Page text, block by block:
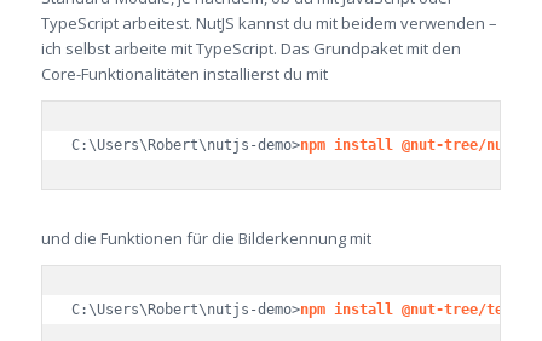
TypeScript arbeitest. NutJS kannst du mit beidem verwenden –
ich selbst arbeite mit TypeScript. Das Grundpaket mit den
Core-Funktionalitäten installierst du mit
C:\Users\Robert\nutjs-demo>npm install @nut-tree/nut-js
und die Funktionen für die Bilderkennung mit
C:\Users\Robert\nutjs-demo>npm install @nut-tree/